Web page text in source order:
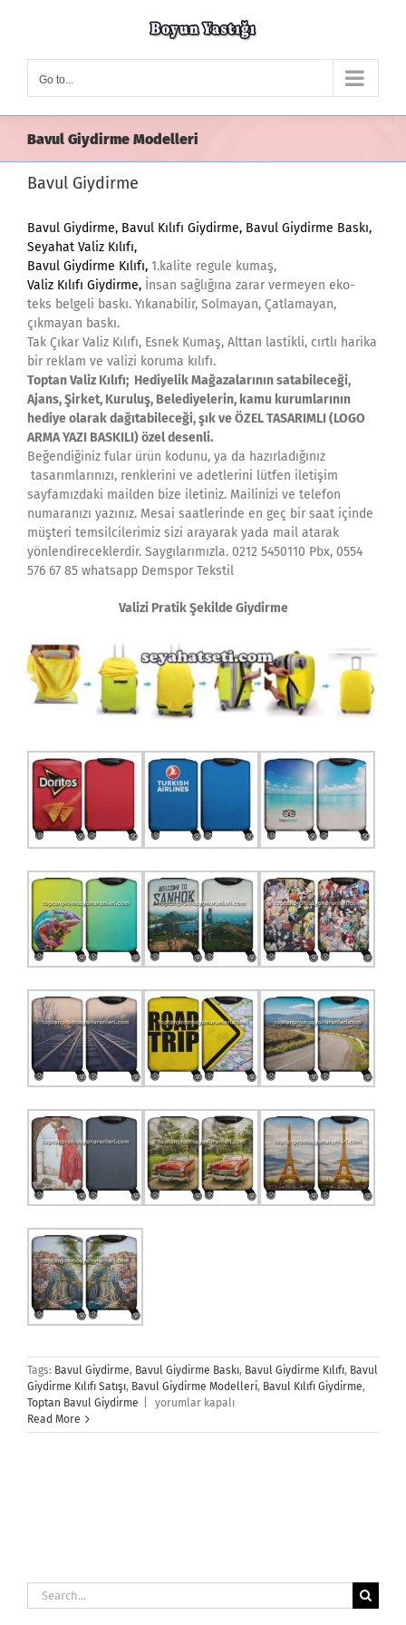
Go to...
Bavul Giydirme Modelleri
Bavul Giydirme
Bavul Giydirme, Bavul Kılıfı Giydirme, Bavul Giydirme Baskı,
Seyahat Valiz Kılıfı,
Bavul Giydirme Kılıfı, 1.kalite regule kumaş,
Valiz Kılıfı Giydirme, İnsan sağlığına zarar vermeyen eko-
teks belgeli baskı. Yıkanabilir, Solmayan, Çatlamayan,
çıkmayan baskı.
Tak Çıkar Valiz Kılıfı, Esnek Kumaş, Alttan lastikli, cırtlı harika
bir reklam ve valizi koruma kılıfı.
Toptan Valiz Kılıfı; Hediyelik Mağazalarının satabileceği,
Ajans, Şirket, Kuruluş, Belediyelerin, kamu kurumlarının
hediye olarak dağıtabileceği, şık ve ÖZEL TASARIMLI (LOGO
ARMA YAZI BASKILI) özel desenli.
Beğendiğiniz fular ürün kodunu, ya da hazırladığınız
tasarımlarınızı, renklerini ve adetlerini lütfen iletişim
sayfamızdaki mailden bize iletiniz. Mailinizi ve telefon
numaranızı yazınız. Mesai saatlerinde en geç bir saat içinde
müşteri temsilcilerimiz sizi arayarak yada mail atarak
yönlendireceklerdir. Saygılarımızla. 0212 5450110 Pbx, 0554
576 67 85 whatsapp Demspor Tekstil
Valizi Pratik Şekilde Giydirme
Tags: Bavul Giydirme, Bavul Giydirme Baskı, Bavul Giydirme Kılıfı, Bavul
Giydirme Kılıfı Satışı, Bavul Giydirme Modelleri, Bavul Kılıfı Giydirme,
Toptan Bavul Giydirme
Bavul
için
yorumlar kapalı
Read More
Search
for: